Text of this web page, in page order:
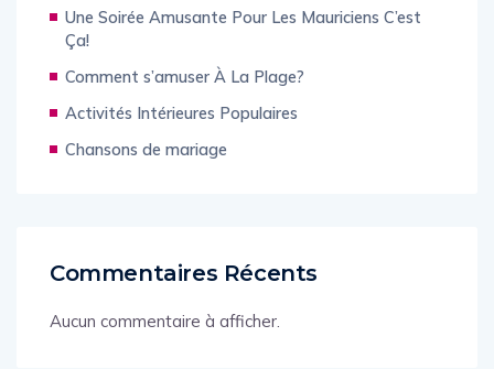
Une Soirée Amusante Pour Les Mauriciens C’est
Ça!
Comment s’amuser À La Plage?
Activités Intérieures Populaires
Chansons de mariage
Commentaires Récents
Aucun commentaire à afficher.